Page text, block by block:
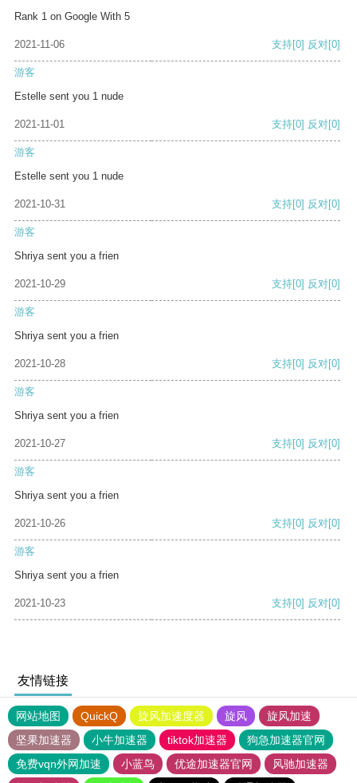
Rank 1 on Google With 5
2021-11-06 支持[0] 反对[0]
游客
Estelle sent you 1 nude
2021-11-01 支持[0] 反对[0]
游客
Estelle sent you 1 nude
2021-10-31 支持[0] 反对[0]
游客
Shriya sent you a frien
2021-10-29 支持[0] 反对[0]
游客
Shriya sent you a frien
2021-10-28 支持[0] 反对[0]
游客
Shriya sent you a frien
2021-10-27 支持[0] 反对[0]
游客
Shriya sent you a frien
2021-10-26 支持[0] 反对[0]
游客
Shriya sent you a frien
2021-10-23 支持[0] 反对[0]
友情链接
网站地图 QuickQ 旋风加速度器 旋风
旋风加速
坚果加速器
小牛加速器 tiktok加速器
狗急加速器官网
免费vqn外网加速
小蓝鸟 优途加速器官网
风驰加速器